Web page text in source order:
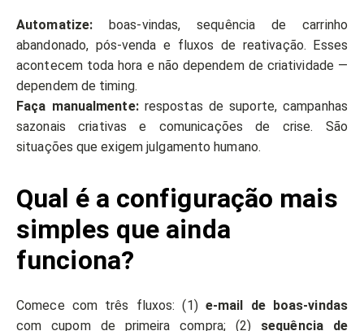
Automatize: boas-vindas, sequência de carrinho
abandonado, pós-venda e fluxos de reativação. Esses
acontecem toda hora e não dependem de criatividade —
dependem de timing.
Faça manualmente:respostas de suporte, campanhas
sazonais criativas e comunicações de crise. São
situações que exigem julgamento humano.
Qual é a configuração mais
simples que ainda
funciona?
Comece com três fluxos: (1) e-mail de boas-vindas
com cupom de primeira compra; (2) sequência de